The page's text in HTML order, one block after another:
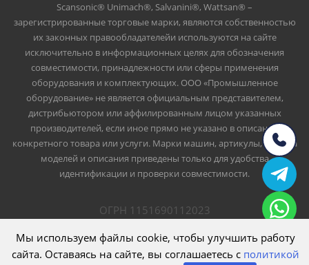
Scansonic® Unimach®, Salvanini®, Wattsan® –
зарегистрированные торговые марки, являются собственностью
их законных правообладателейи используются на сайте
исключительно в информационных целях для обозначения
совместимости, принадлежности или сферы применения
оборудования и комплектующих. ООО «Промышленное
оборудование» не является официальным представителем,
дистрибьютором или аффилированным лицом указанных
производителей, если иное прямо не указано в описании
конкретного товара или услуги. Марки машин, артикулы, номера
моделей и описания приведены только для удобства
идентификации и проверки совместимости.
ОГРН 1151690112023
ООО Промышленное оборудование
Мы используем файлы cookie, чтобы улучшить работу
сайта. Оставаясь на сайте, вы соглашаетесь с политикой